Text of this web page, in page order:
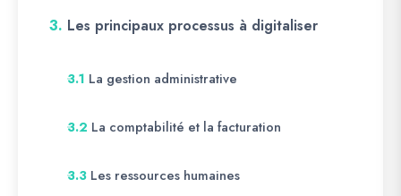
3. Les principaux processus à digitaliser
3.1 La gestion administrative
3.2 La comptabilité et la facturation
3.3 Les ressources humaines